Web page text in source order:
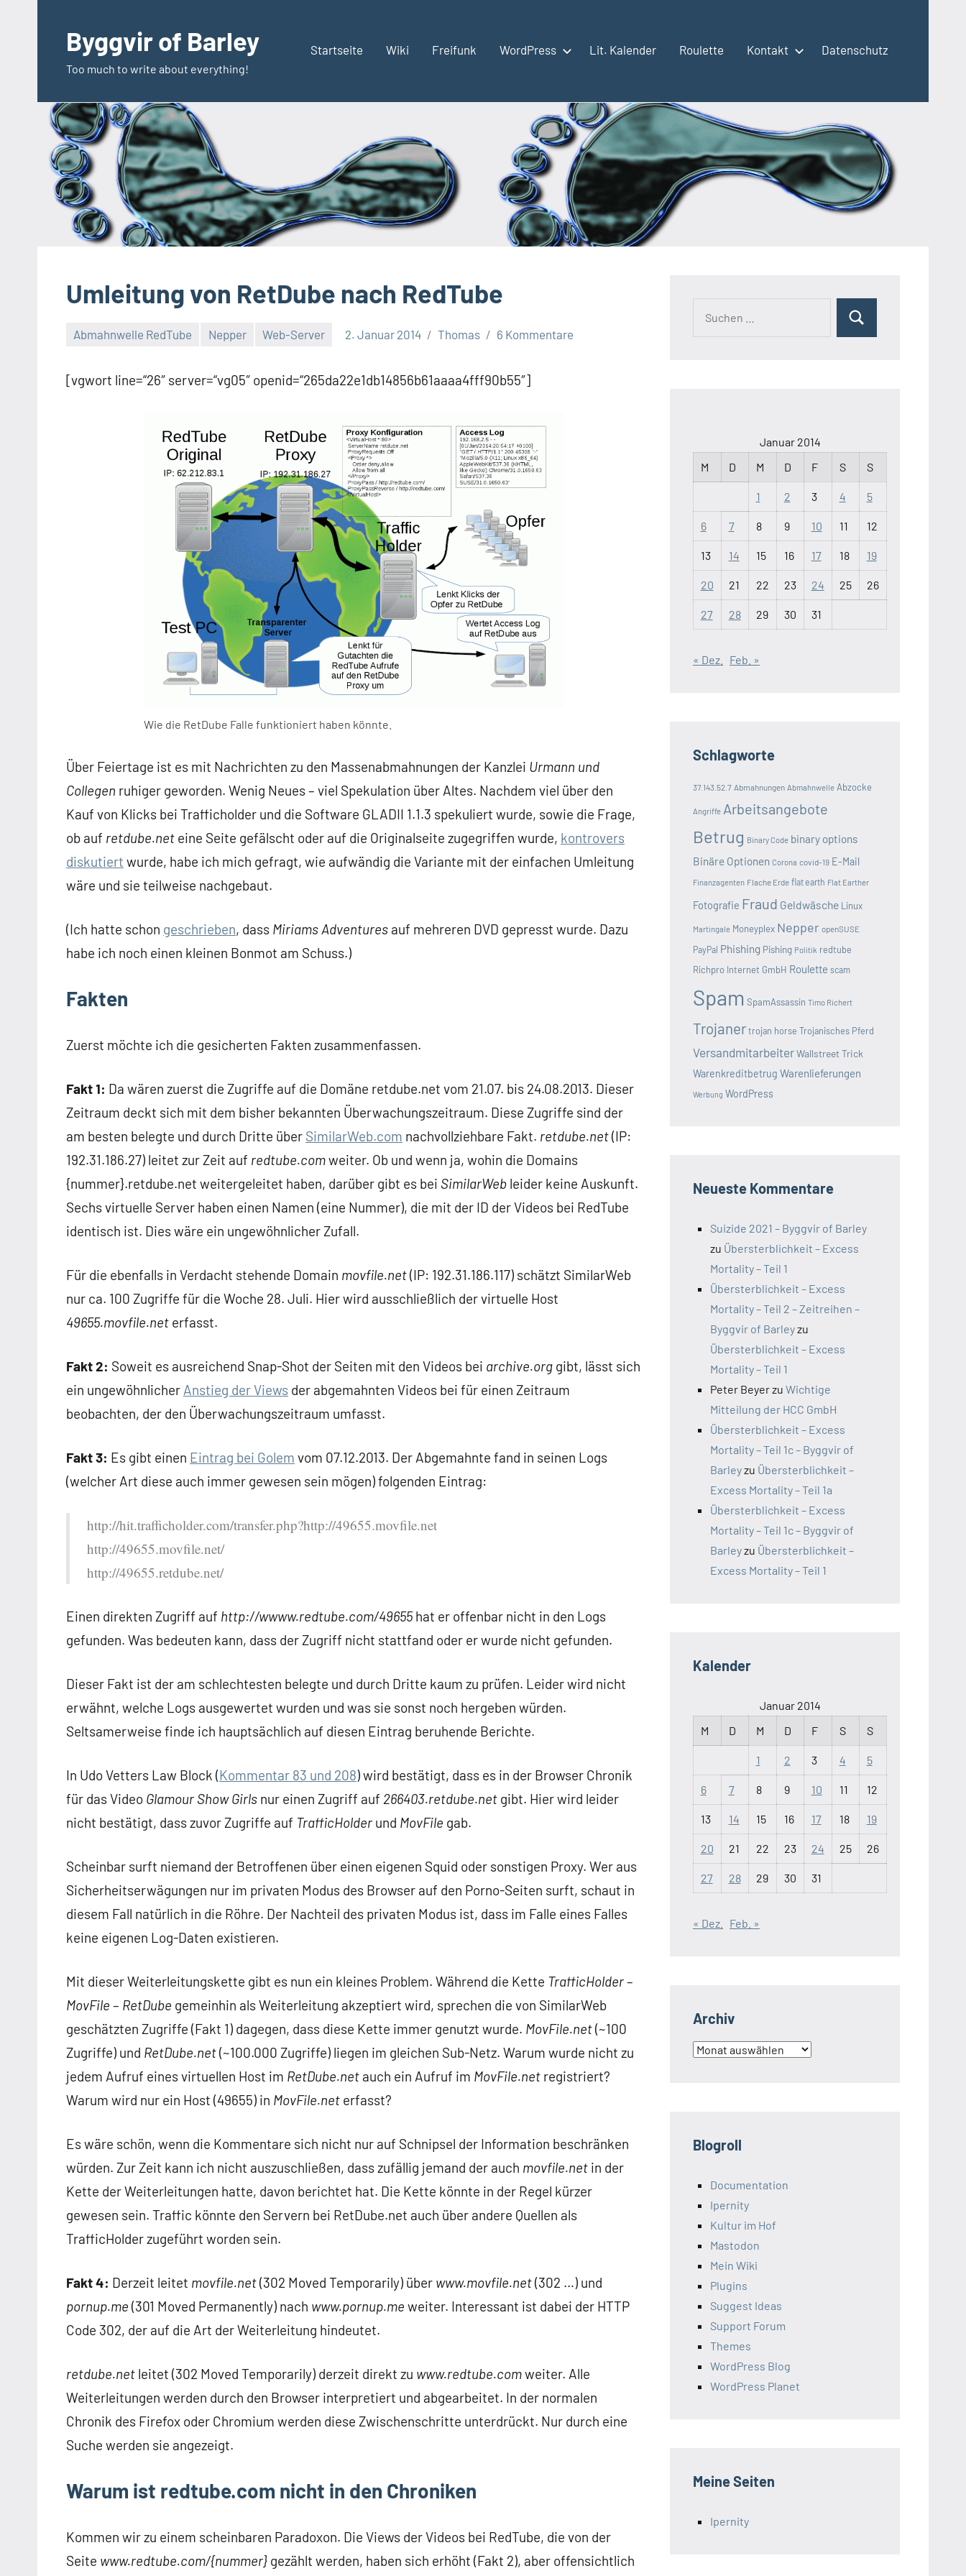
springenByggvir of Barley
Too much to write about everything!
Startseite Wiki Freifunk WordPress Lit. Kalender Roulette Kontakt Datenschutz
Umleitung von RetDube nach RedTube
Abmahnwelle RedTube Nepper Web-Server 2. Januar 2014 Thomas 6 Kommentare
[vgwort line=“26″ server=“vg05″ openid=“265da22e1db14856b61aaaa4fff90b55″]
Wie die RetDube Falle funktioniert haben könnte.
Über Feiertage ist es mit Nachrichten zu den Massenabmahnungen der Kanzlei Urmann und
Collegen ruhiger geworden. Wenig Neues – viel Spekulation über Altes. Nachdem viel über den
Kauf von Klicks bei Trafficholder und die Software GLADII 1.1.3 spekuliert wurde, sowie die Frage,
ob auf retdube.net eine Seite gefälscht oder auf die Originalseite zugegriffen wurde, kontrovers
diskutiert wurde, habe ich mich gefragt, wie aufwändig die Variante mit der einfachen Umleitung
wäre und sie teilweise nachgebaut.
(Ich hatte schon geschrieben, dass Miriams Adventures auf mehreren DVD gepresst wurde. Dazu
habe ich noch einen kleinen Bonmot am Schuss.)
Fakten
Zuerst möchte ich die gesicherten Fakten zusammenfassen.
Fakt 1: Da wären zuerst die Zugriffe auf die Domäne retdube.net vom 21.07. bis 24.08.2013. Dieser
Zeitraum deckt sich mit dem bisher bekannten Überwachungszeitraum. Diese Zugriffe sind der
am besten belegte und durch Dritte über SimilarWeb.com nachvollziehbare Fakt. retdube.net(IP:
192.31.186.27) leitet zur Zeit auf redtube.comweiter. Ob und wenn ja, wohin die Domains
{nummer}.retdube.net weitergeleitet haben, darüber gibt es bei SimilarWeb leider keine Auskunft.
Sechs virtuelle Server haben einen Namen (eine Nummer), die mit der ID der Videos bei RedTube
identisch ist. Dies wäre ein ungewöhnlicher Zufall.
Für die ebenfalls in Verdacht stehende Domain movfile.net(IP: 192.31.186.117) schätzt SimilarWeb
nur ca. 100 Zugriffe für die Woche 28. Juli. Hier wird ausschließlich der virtuelle Host
49655.movfile.net erfasst.
Fakt 2: Soweit es ausreichend Snap-Shot der Seiten mit den Videos bei archive.org gibt, lässt sich
ein ungewöhnlicher Anstieg der Views der abgemahnten Videos bei für einen Zeitraum
beobachten, der den Überwachungszeitraum umfasst.
Fakt 3: Es gibt einen Eintrag bei Golem vom 07.12.2013. Der Abgemahnte fand in seinen Logs
(welcher Art diese auch immer gewesen sein mögen) folgenden Eintrag:
http://hit.trafficholder.com/transfer.php?http://49655.movfile.net
http://49655.movfile.net/
http://49655.retdube.net/
Einen direkten Zugriff auf http://wwww.redtube.com/49655hat er offenbar nicht in den Logs
gefunden. Was bedeuten kann, dass der Zugriff nicht stattfand oder er wurde nicht gefunden.
Dieser Fakt ist der am schlechtesten belegte und durch Dritte kaum zu prüfen. Leider wird nicht
erwähnt, welche Logs ausgewertet wurden und was sie sonst noch hergeben würden.
Seltsamerweise finde ich hauptsächlich auf diesen Eintrag beruhende Berichte.
In Udo Vetters Law Block (Kommentar 83 und 208) wird bestätigt, dass es in der Browser Chronik
für das Video Glamour Show Girls nur einen Zugriff auf 266403.retdube.net gibt. Hier wird leider
nicht bestätigt, dass zuvor Zugriffe auf TrafficHolder und MovFile gab.
Scheinbar surft niemand der Betroffenen über einen eigenen Squid oder sonstigen Proxy. Wer aus
Sicherheitserwägungen nur im privaten Modus des Browser auf den Porno-Seiten surft, schaut in
diesem Fall natürlich in die Röhre. Der Nachteil des privaten Modus ist, dass im Falle eines Falles
keine eigenen Log-Daten existieren.
Mit dieser Weiterleitungskette gibt es nun ein kleines Problem. Während die Kette TrafficHolder–
MovFile – RetDube gemeinhin als Weiterleitung akzeptiert wird, sprechen die von SimilarWeb
geschätzten Zugriffe (Fakt 1) dagegen, dass diese Kette immer genutzt wurde. MovFile.net(~100
Zugriffe) und RetDube.net(~100.000 Zugriffe) liegen im gleichen Sub-Netz. Warum wurde nicht zu
jedem Aufruf eines virtuellen Host im RetDube.net auch ein Aufruf im MovFile.net registriert?
Warum wird nur ein Host (49655) in MovFile.net erfasst?
Es wäre schön, wenn die Kommentare sich nicht nur auf Schnipsel der Information beschränken
würden. Zur Zeit kann ich nicht auszuschließen, dass zufällig jemand der auch movfile.net in der
Kette der Weiterleitungen hatte, davon berichtet hat. Die Kette könnte in der Regel kürzer
gewesen sein. Traffic könnte den Servern bei RetDube.net auch über andere Quellen als
TrafficHolder zugeführt worden sein.
Fakt 4: Derzeit leitet movfile.net(302 Moved Temporarily) über www.movfile.net(302 …) und
pornup.me (301 Moved Permanently) nach www.pornup.me weiter. Interessant ist dabei der HTTP
Code 302, der auf die Art der Weiterleitung hindeutet.
retdube.net leitet (302 Moved Temporarily) derzeit direkt zu www.redtube.comweiter. Alle
Weiterleitungen werden durch den Browser interpretiert und abgearbeitet. In der normalen
Chronik des Firefox oder Chromium werden diese Zwischenschritte unterdrückt. Nur durch eine
Suche werden sie angezeigt.
Warum ist redtube.com nicht in den Chroniken
Kommen wir zu einem scheinbaren Paradoxon. Die Views der Videos bei RedTube, die von der
Seite www.redtube.com/{nummer} gezählt werden, haben sich erhöht (Fakt 2), aber offensichtlich
Suchen
Januar 2014
M
D M D F S S
1 2 3 4 5
6 7 8 9 10 11 12
13 14 15 16 17 18 19
20 21 22 23 24 25 26
27 28 29 30 31
« Dez. Feb. »
Schlagworte
37.143.52.7 Abmahnungen Abmahnwelle Abzocke
Angriffe Arbeitsangebote
Betrug Binary Code binary options
Binäre Optionen Corona covid-19 E-Mail
Finanzagenten Flache Erde flat earth Flat Earther
Fotografie Fraud Geldwäsche Linux
Martingale Moneyplex Nepper openSUSE
PayPal Phishing Pishing Politik redtube
Richpro Internet GmbH Roulette scam
Spam SpamAssassin Timo Richert
Trojanertrojan horse Trojanisches Pferd
VersandmitarbeiterWallstreet Trick
Warenkreditbetrug Warenlieferungen
Werbung WordPress
Neueste Kommentare
Suizide 2021 – Byggvir of Barley
zu Übersterblichkeit – Excess
Mortality – Teil 1
Übersterblichkeit – Excess
Mortality – Teil 2 – Zeitreihen –
Byggvir of Barleyzu
Übersterblichkeit – Excess
Mortality – Teil 1
Peter Beyerzu Wichtige
Mitteilung der HCC GmbH
Übersterblichkeit – Excess
Mortality – Teil 1c – Byggvir of
Barleyzu Übersterblichkeit –
Excess Mortality – Teil 1a
Übersterblichkeit – Excess
Mortality – Teil 1c – Byggvir of
Barleyzu Übersterblichkeit –
Excess Mortality – Teil 1
Kalender
Januar 2014
M
D M D F S S
1 2 3 4 5
6 7 8 9 10 11 12
13 14 15 16 17 18 19
20 21 22 23 24 25 26
27 28 29 30 31
« Dez. Feb. »
Archiv
Archiv
Blogroll
Documentation
Ipernity
Kultur im Hof
Mastodon
Mein Wiki
Plugins
Suggest Ideas
Support Forum
Themes
WordPress Blog
WordPress Planet
Meine Seiten
Ipernity